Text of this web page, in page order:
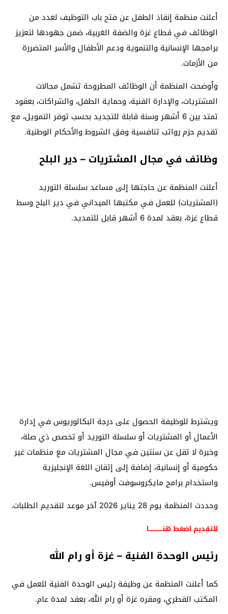
أعلنت منظمة إنقاذ الطفل عن فتح باب التوظيف لعدد من
الوظائف في قطاع غزة والضفة الغربية، ضمن جهودها لتعزيز
برامجها الإنسانية والتنموية ودعم الأطفال والأسر المتضررة
من الأزمات.
وأوضحت المنظمة أن الوظائف المطروحة تشمل مجالات
المشتريات، والإدارة الفنية، وحماية الطفل، والشراكات، بعقود
تمتد بين 6 أشهر وسنة قابلة للتجديد بحسب توفر التمويل، مع
تقديم حزم رواتب تنافسية وفق الشروط والأحكام الوطنية.
وظائف في مجال المشتريات – دير البلح
أعلنت المنظمة عن حاجتها إلى مساعد سلسلة التوريد
(المشتريات) للعمل في مكتبها الميداني في دير البلح وسط
قطاع غزة، بعقد لمدة 6 أشهر قابل للتمديد.
ويشترط للوظيفة الحصول على درجة البكالوريوس في إدارة
الأعمال أو المشتريات أو سلسلة التوريد أو تخصص ذي صلة،
وخبرة لا تقل عن سنتين في مجال المشتريات مع منظمات غير
حكومية أو إنسانية، إضافة إلى إتقان اللغة الإنجليزية
واستخدام برامج مايكروسوفت أوفيس.
وحددت المنظمة يوم 28 يناير 2026 آخر موعد لتقديم الطلبات.
للتقديم اضغط هنـــــــــــــا
رئيس الوحدة الفنية – غزة أو رام الله
كما أعلنت المنظمة عن وظيفة رئيس الوحدة الفنية للعمل في
المكتب القطري، ومقره غزة أو رام الله، بعقد لمدة عام.